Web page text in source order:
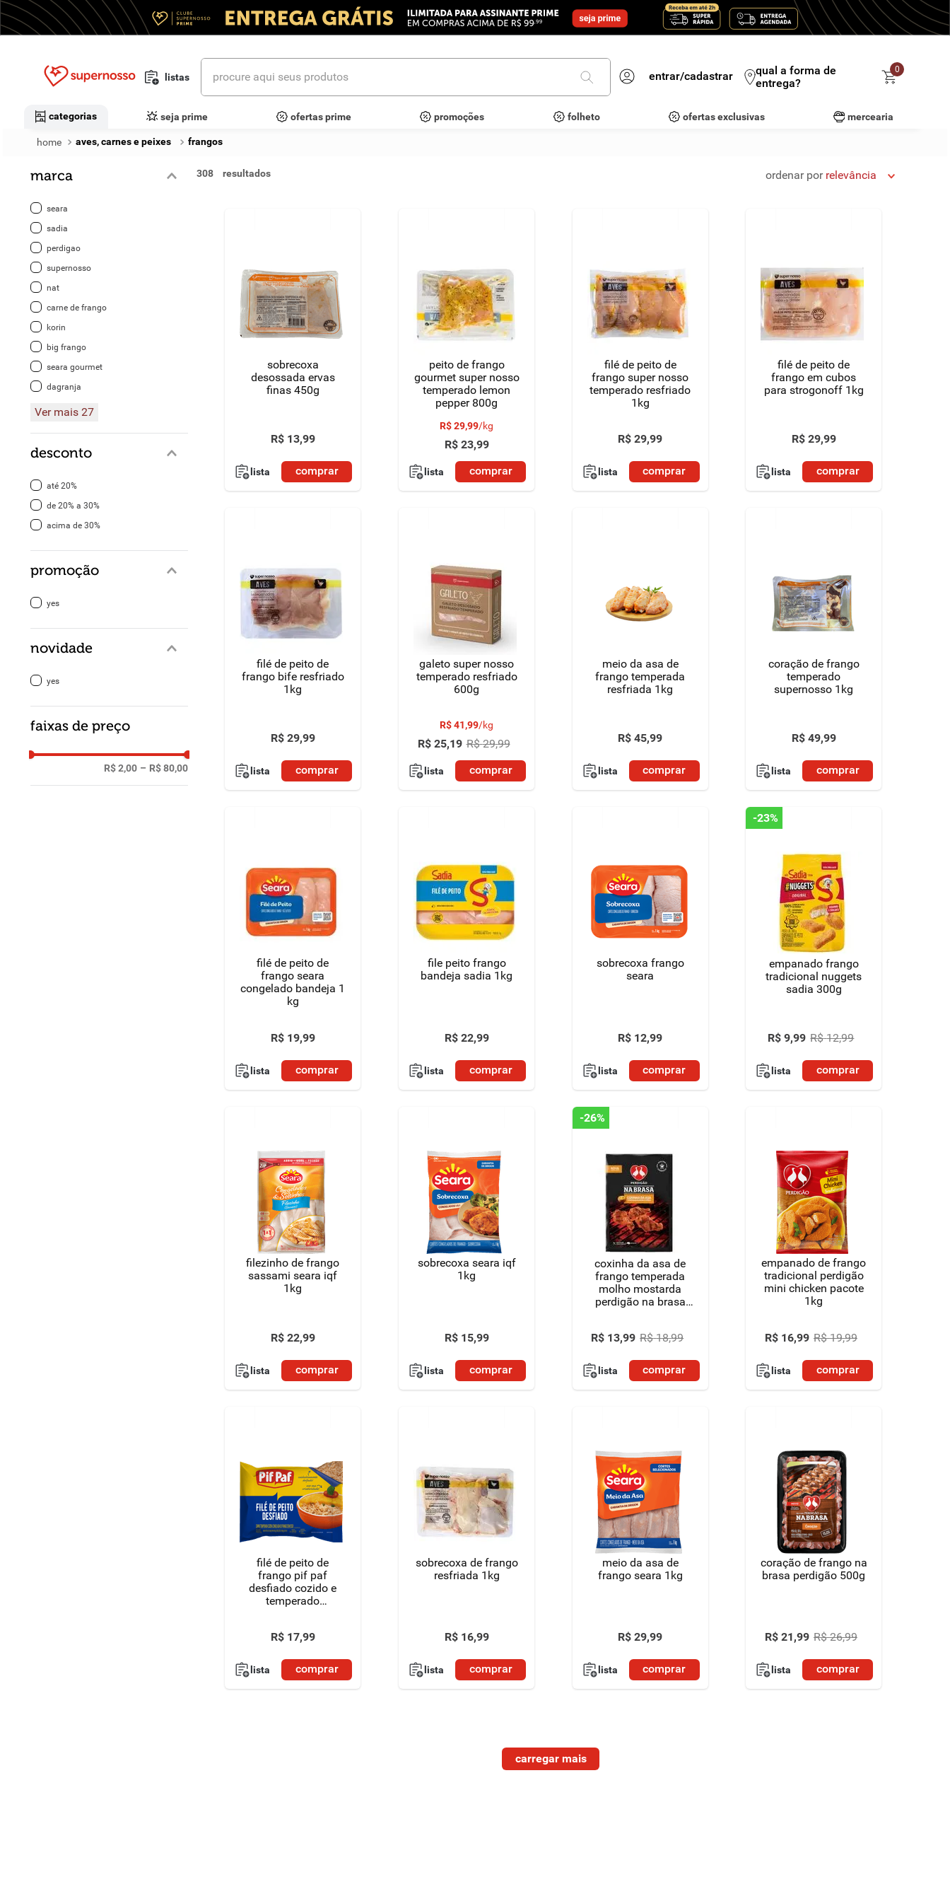
listas
procure aqui seus produtos
entrar/cadastrar
qual a forma de
entrega?
0
categorias seja prime ofertas prime promoções folheto ofertas exclusivas mercearia
aves, carnes e peixes frangos
marca
seara
sadia
perdigao
supernosso
nat
carne de frango
korin
big frango
seara gourmet
dagranja
Ver mais 27
desconto
até 20%
de 20% a 30%
acima de 30%
promoção
yes
novidade
yes
faixas de preço
R$ 2,00 – R$ 80,00
308 ordenar por relevância
sobrecoxa
desossada ervas
finas 450g
R$ 13,99
lista comprar
peito de frango
gourmet super nosso
temperado lemon
pepper 800g
R$29,99/kg
R$ 23,99
lista comprar
filé de peito de
frango super nosso
temperado resfriado
1kg
R$ 29,99
lista comprar
filé de peito de
frango em cubos
para strogonoff 1kg
R$ 29,99
lista comprar
filé de peito de
frango bife resfriado
1kg
R$ 29,99
lista comprar
galeto super nosso
temperado resfriado
600g
R$41,99/kg
R$ 25,19 R$ 29,99
lista comprar
meio da asa de
frango temperada
resfriada 1kg
R$ 45,99
lista comprar
coração de frango
temperado
supernosso 1kg
R$ 49,99
lista comprar
filé de peito de
frango seara
congelado bandeja 1
kg
R$ 19,99
lista comprar
file peito frango
bandeja sadia 1kg
R$ 22,99
lista comprar
sobrecoxa frango
seara
R$ 12,99
lista comprar
-23%
empanado frango
tradicional nuggets
sadia 300g
R$ 9,99 R$ 12,99
lista comprar
filezinho de frango
sassami seara iqf
1kg
R$ 22,99
lista comprar
sobrecoxa seara iqf
1kg
R$ 15,99
lista comprar
-26%
coxinha da asa de
frango temperada
molho mostarda
perdigão na brasa
R$ 13,99 R$ 18,99
lista comprar
empanado de frango
tradicional perdigão
mini chicken pacote
1kg
R$ 16,99 R$ 19,99
lista comprar
filé de peito de
frango pif paf
desfiado cozido e
temperado
R$ 17,99
lista comprar
sobrecoxa de frango
resfriada 1kg
R$ 16,99
lista comprar
meio da asa de
frango seara 1kg
R$ 29,99
lista comprar
coração de frango na
brasa perdigão 500g
R$ 21,99 R$ 26,99
lista comprar
termos mais buscados
biscoito
queijo
macarrão